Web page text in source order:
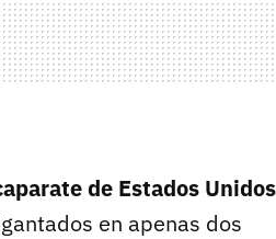
de Estados Unidos
en apenas dos